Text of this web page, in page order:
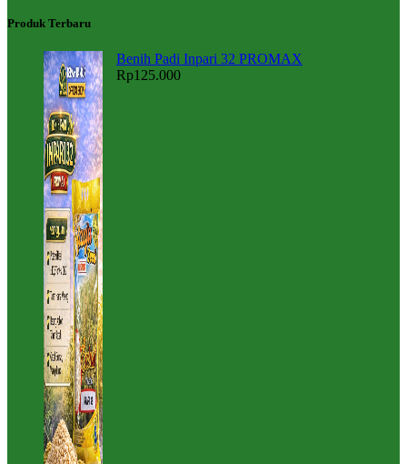
Produk Terbaru
Benih Padi Inpari 32 PROMAX
Rp125.000